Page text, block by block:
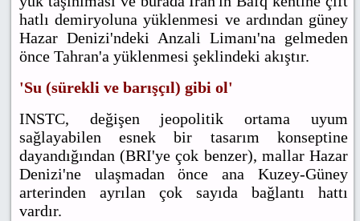
hatlı demiryoluna yüklenmesi ve ardından güney
Hazar Denizi'ndeki Anzali Limanı'na gelmeden
önce Tahran'a yüklenmesi şeklindeki akıştır.
'Su (sürekli ve barışçıl) gibi ol'
INSTC, değişen jeopolitik ortama uyum
sağlayabilen esnek bir tasarım konseptine
dayandığından (BRI'ye çok benzer), mallar Hazar
Denizi'ne ulaşmadan önce ana Kuzey-Güney
arterinden ayrılan çok sayıda bağlantı hattı
vardır.